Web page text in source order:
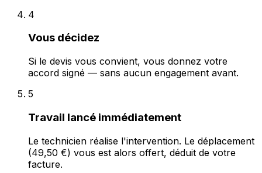
4
Vous décidez
Si le devis vous convient, vous donnez votre
accord signé — sans aucun engagement avant.
5
Travail lancé immédiatement
Le technicien réalise l'intervention. Le déplacement
(49,50 €) vous est alors offert, déduit de votre
facture.